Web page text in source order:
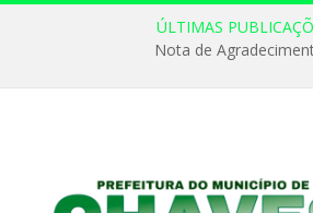
ÚLTIMAS
Nota de